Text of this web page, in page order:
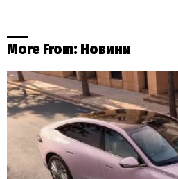
More From: Новини